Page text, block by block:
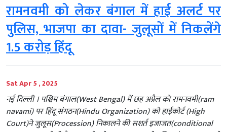
रामनवमी को लेकर बंगाल में हाई अलर्ट पर
पुलिस, भाजपा का दावा- जुलूसों में निकलेंगे
1.5 करोड़ हिंदू
Sat Apr 5 , 2025
नई दिल्ली । पश्चिम बंगाल(West Bengal) में छह अप्रैल को रामनवमी(ram
navami) पर हिंदू संगठन(Hindu Organization) को हाईकोर्ट (High
Court)ने जुलूस(Procession) निकालने की सशर्त इजाजत(conditional